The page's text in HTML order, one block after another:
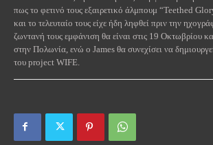
πως το φετινό τους εξαιρετικό άλμπουμ “Teethed
και το τελευταίο τους είχε ήδη ληφθεί πριν την
ζωντανή τους εμφάνιση θα είναι στις 19 Οκτωβρίου
στην Πολωνία, ενώ ο James θα συνεχίσει να
του project WIFE